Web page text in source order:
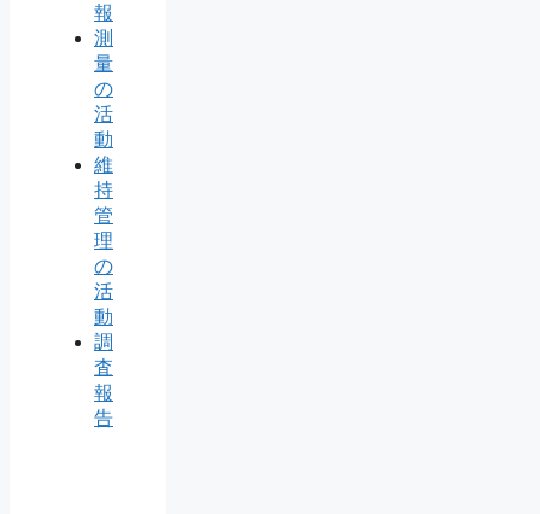
報
測
量
の
活
動
維
持
管
理
の
活
動
調
査
報
告